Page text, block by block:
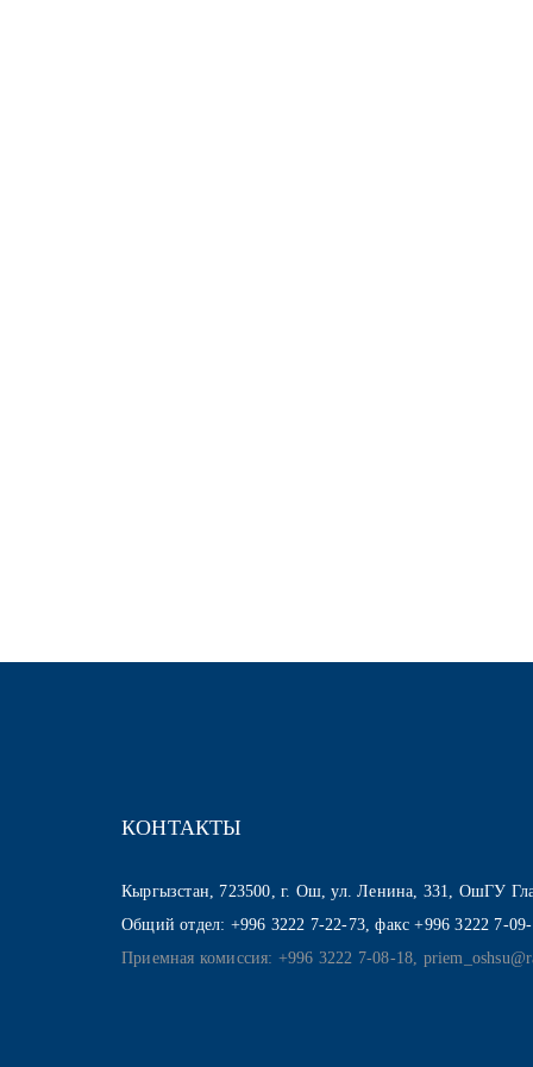
КОНТАКТЫ
Кыргызстан, 723500, г. Ош, ул. Ленина, 331, ОшГУ
Общий отдел: +996 3222 7-22-73, факс +996 3222 7-09-
Приемная комиссия: +996 3222 7-08-18,